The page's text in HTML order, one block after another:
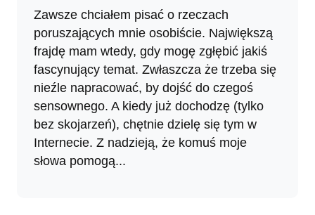
Zawsze chciałem pisać o rzeczach
poruszających mnie osobiście. Największą
frajdę mam wtedy, gdy mogę zgłębić jakiś
fascynujący temat. Zwłaszcza że trzeba się
nieźle napracować, by dojść do czegoś
sensownego. A kiedy już dochodzę (tylko
bez skojarzeń), chętnie dzielę się tym w
Internecie. Z nadzieją, że komuś moje
słowa pomogą...